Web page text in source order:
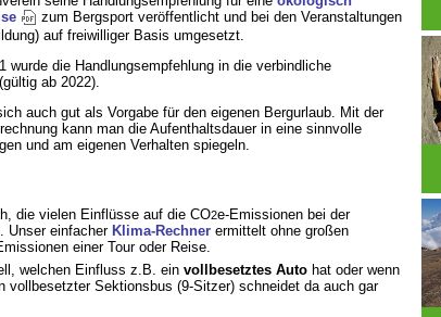
zum Bergsport veröffentlicht und bei den Veranstaltungen
auf freiwilliger Basis umgesetzt.
wurde die Handlungsempfehlung in die verbindliche
ab 2022).
auch gut als Vorgabe für den eigenen Bergurlaub. Mit der
kann man die Aufenthaltsdauer in eine sinnvolle
und am eigenen Verhalten spiegeln.
die vielen Einflüsse auf die CO2e-Emissionen bei der
Unser einfacher Klima-Rechnerermittelt ohne großen
einer Tour oder Reise.
welchen Einfluss z.B. ein vollbesetztes Autohat oder wenn
vollbesetzter Sektionsbus (9-Sitzer) schneidet da auch gar